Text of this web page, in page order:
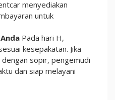
menyediakan
untuk
Pada hari H,
kesepakatan. Jika
dengan sopir, pengemudi
dan siap melayani